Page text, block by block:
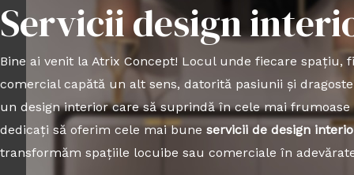
Servicii design
Bine ai venit la Atrix Concept! Locul unde fiecare spațiu,
comercial capătă un alt sens, datorită pasiunii și
un design interior care să suprindă în cele mai
dedicați să oferim cele mai bune servicii de design
transformăm spațiile locuibe sau comerciale în